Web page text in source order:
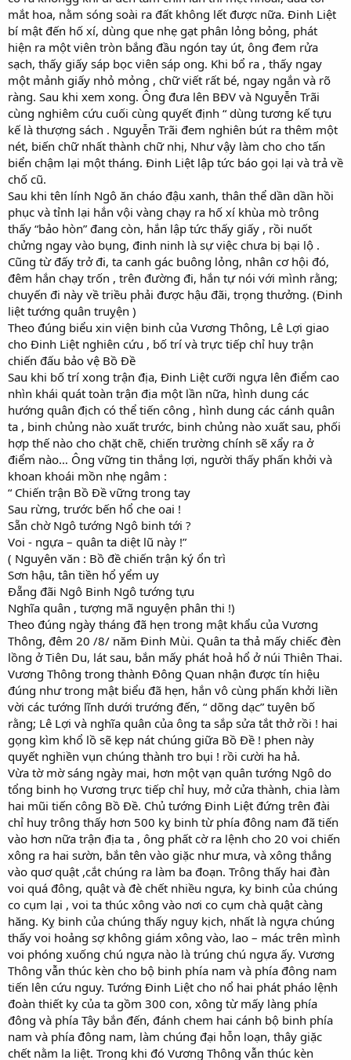
mắt hoa, nằm sóng soài ra đất không lết được nữa. Đinh Liệt
bí mật đến hố xí, dùng que nhẹ gạt phân lỏng bỏng, phát
hiện ra một viên tròn bắng đầu ngón tay út, ông đem rửa
sạch, thấy giấy sáp bọc viên sáp ong. Khi bổ ra , thấy ngay
một mảnh giấy nhỏ mỏng , chữ viết rất bé, ngay ngắn và rõ
ràng. Sau khi xem xong. Ông đưa lên BĐV và Nguyễn Trãi
cùng nghiêm cứu cuối cùng quyết định “ dùng tương kế tựu
kế là thượng sách . Nguyễn Trãi đem nghiên bút ra thêm một
nét, biến chữ nhất thành chữ nhị, Như vậy làm cho cho tấn
biển chậm lại một tháng. Đinh Liệt lập tức báo gọi lại và trả về
chố cũ.
Sau khi tên lính Ngô ăn cháo đậu xanh, thân thể dần dần hồi
phục và tỉnh lại hắn vội vàng chạy ra hố xí khùa mò trông
thấy “bảo hòn” đang còn, hắn lập tức thấy giấy , rồi nuốt
chửng ngay vào bụng, đinh ninh là sự việc chưa bị bại lộ .
Cũng từ đấy trở đi, ta canh gác buông lỏng, nhân cơ hội đó,
đêm hắn chạy trốn , trên đường đi, hắn tự nói với mình rằng;
chuyến đi này về triều phải được hậu đãi, trọng thưởng. (Đinh
liệt tướng quân truỵện )
Theo đúng biểu xin viện binh của Vương Thông, Lê Lợi giao
cho Đinh Liệt nghiên cứu , bố trí và trực tiếp chỉ huy trận
chiến đấu bảo vệ Bồ Đề
Sau khi bố trí xong trận địa, Đinh Liệt cưỡi ngựa lên điểm cao
nhìn khái quát toàn trận địa một lần nữa, hình dung các
hướng quân địch có thể tiến công , hình dung các cánh quân
ta , binh chủng nào xuất trước, binh chủng nào xuất sau, phối
hợp thế nào cho chặt chẽ, chiến trường chính sẽ xẩy ra ở
điểm nào… Ông vững tin thắng lợi, người thấy phấn khởi và
khoan khoái mồn nhẹ ngâm :
“ Chiến trận Bồ Đề vững trong tay
Sau rừng, trước bến hổ che oai !
Sẵn chờ Ngô tướng Ngô binh tới ?
Voi - ngựa – quân ta diệt lũ này !”
( Nguyên văn : Bồ đề chiến trận ký ổn trì
Sơn hậu, tân tiền hổ yểm uy
Đẵng đãi Ngô Binh Ngô tướng tựu
Nghĩa quân , tượng mã nguyện phân thi !)
Theo đúng ngày tháng đã hẹn trong mật khẩu của Vương
Thông, đêm 20 /8/ năm Đinh Mùi. Quân ta thả mấy chiếc đèn
lồng ở Tiên Du, lát sau, bắn mấy phát hoả hổ ở núi Thiên Thai.
Vương Thông trong thành Đông Quan nhận được tín hiệu
đúng như trong mật biểu đã hẹn, hắn vô cùng phấn khởi liền
vời các tướng lĩnh dưới trướng đến, “ dõng dạc” tuyên bố
rằng; Lê Lợi và nghĩa quân của ông ta sắp sửa tắt thở rồi ! hai
gọng kìm khổ lồ sẽ kẹp nát chúng giữa Bồ Đề ! phen này
quyết nghiền vụn chúng thành tro bụi ! rồi cười ha hả.
Vừa tờ mờ sáng ngày mai, hơn một vạn quân tướng Ngô do
tổng binh họ Vương trực tiếp chỉ huy, mở cửa thành, chia làm
hai mũi tiến công Bồ Đề. Chủ tướng Đinh Liệt đứng trên đài
chỉ huy trông thấy hơn 500 kỵ binh từ phía đông nam đã tiến
vào hơn nữa trận địa ta , ông phất cờ ra lệnh cho 20 voi chiến
xông ra hai sườn, bắn tên vào giặc như mưa, và xông thắng
vào quơ quật ,cắt chúng ra làm ba đoạn. Trông thấy hai đàn
voi quá đông, quật và đè chết nhiều ngựa, kỵ binh của chúng
co cụm lại , voi ta thúc xông vào nơi co cụm chà quật càng
hăng. Kỵ binh của chúng thấy nguy kịch, nhất là ngựa chúng
thấy voi hoảng sợ không giám xông vào, lao – mác trên mình
voi phóng xuống chú ngựa nào là trúng chú ngựa ấy. Vương
Thông vẫn thúc kèn cho bộ binh phía nam và phía đông nam
tiến lên cứu nguy. Tướng Đinh Liệt cho nổ hai phát pháo lệnh
đoàn thiết kỵ của ta gồm 300 con, xông từ mấy làng phía
đông và phía Tây bắn đến, đánh chem hai cánh bộ binh phía
nam và phía đông nam, làm chúng đại hỗn loạn, thây giặc
chết nằm la liệt. Trong khi đó Vương Thông vẫn thúc kèn